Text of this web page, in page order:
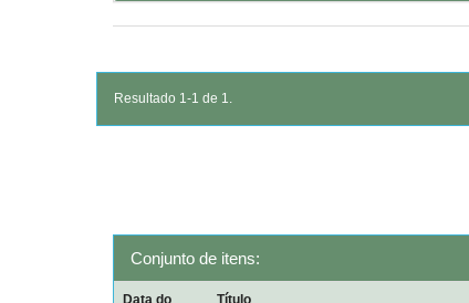
Resultado 1-1 de 1.
Conjunto de itens:
Data do Título